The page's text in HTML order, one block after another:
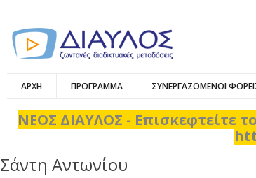
ΑΡΧΗ ΠΡΟΓΡΑΜΜΑ ΣΥΝΕΡΓΑΖΟΜΕΝΟΙ
ΝΕΟΣ ΔΙΑΥΛΟΣ - Επισκεφτείτε
Σάντη Αντωνίου